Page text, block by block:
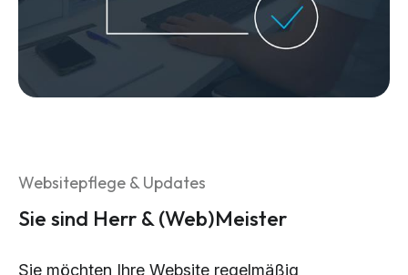
Websitepflege & Updates
Sie sind Herr & (Web)Meister
Sie möchten Ihre Website regelmäßig